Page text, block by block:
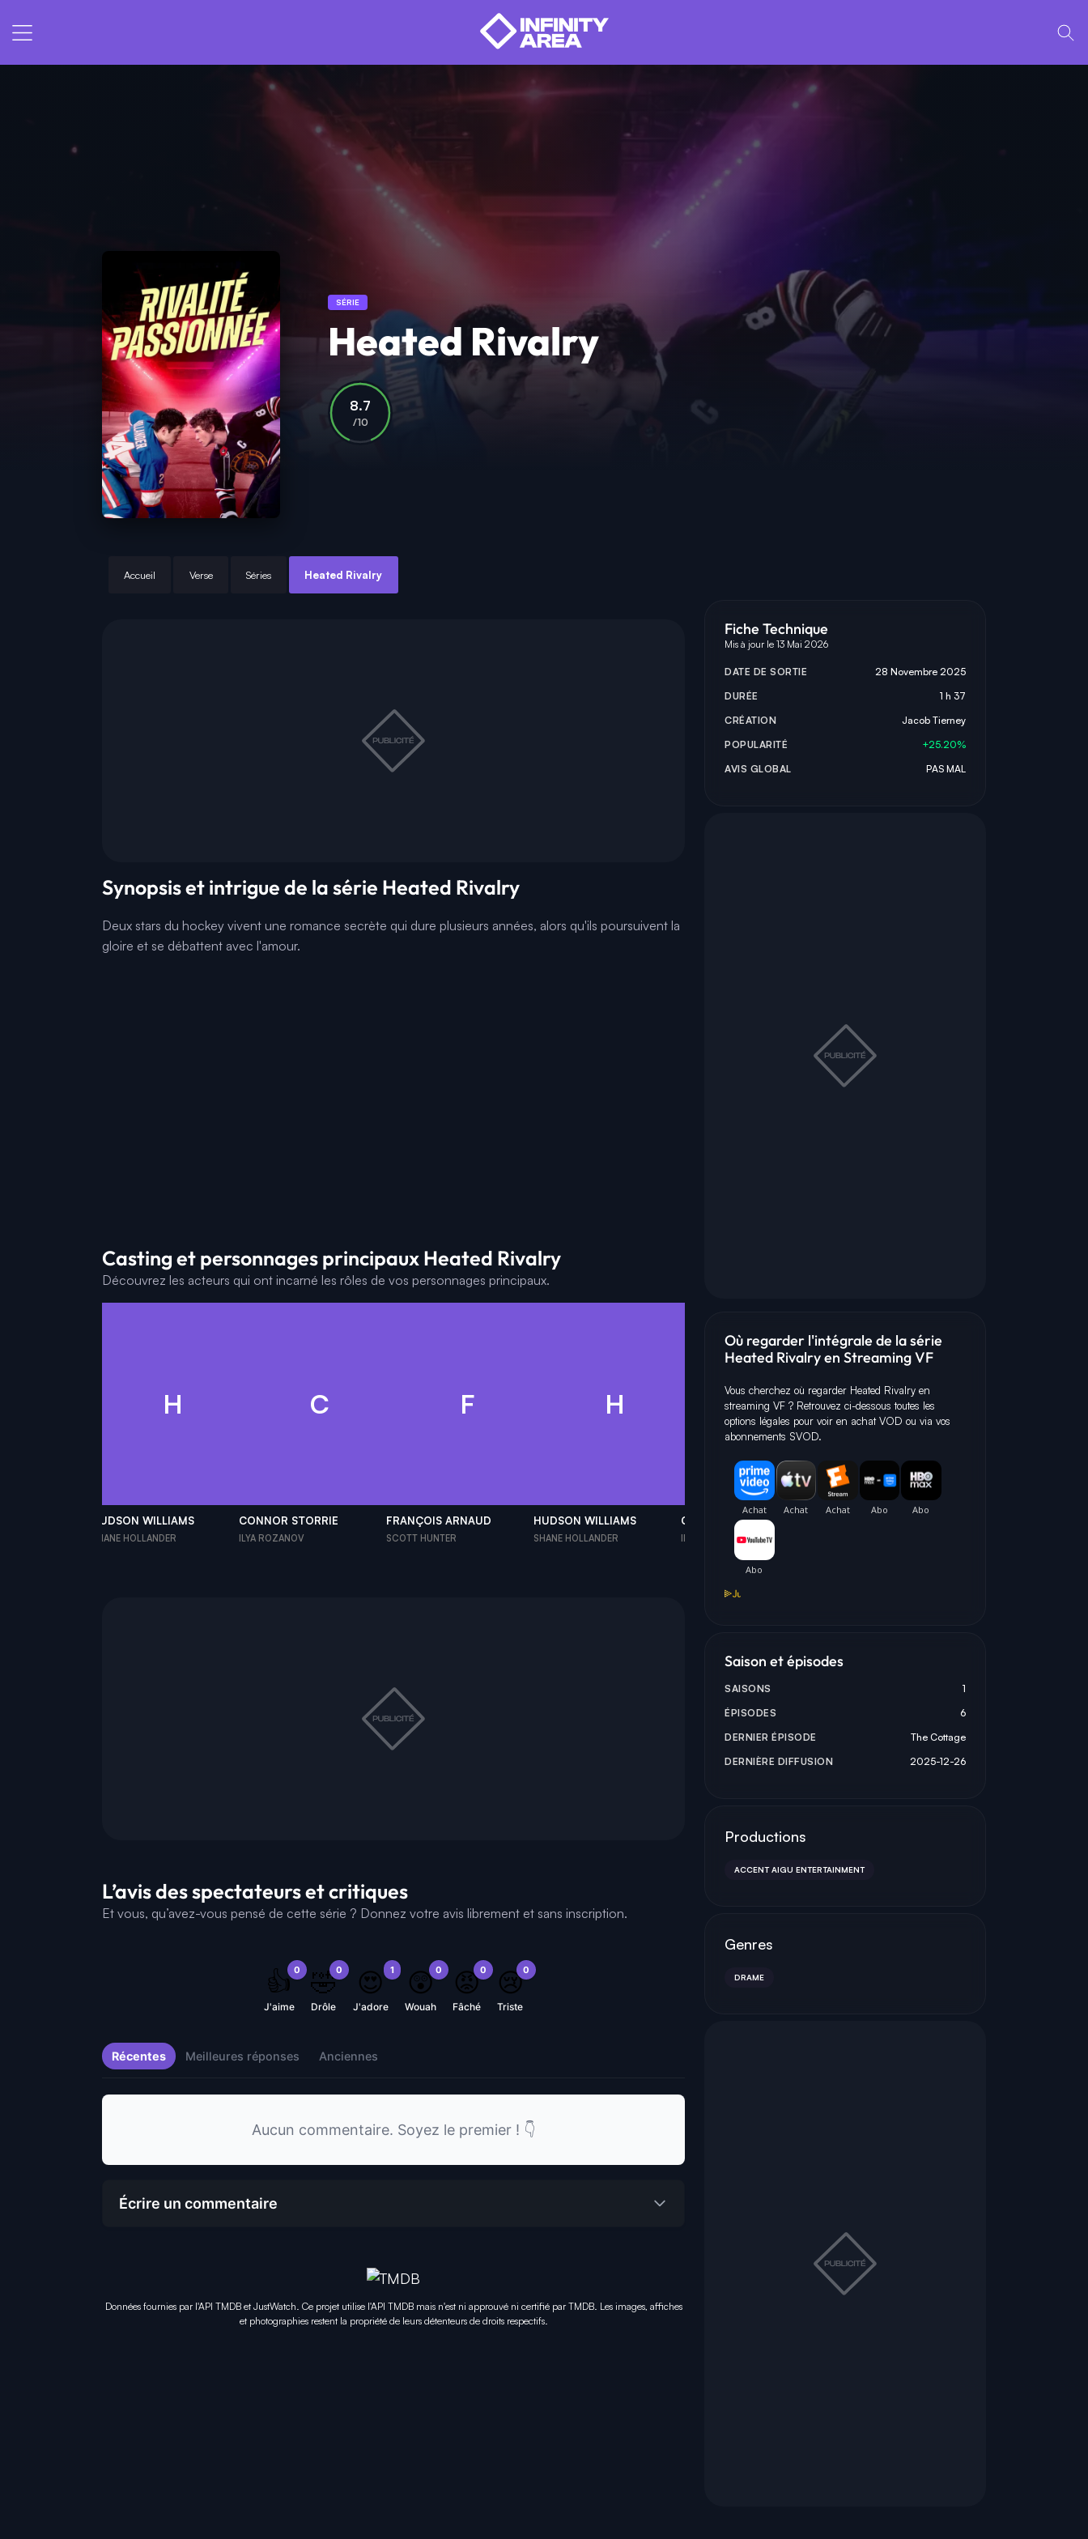
SÉRIE
Heated Rivalry
8.7
/10
Accueil Verse Séries Heated Rivalry
Synopsis et intrigue de la série Heated Rivalry
Deux stars du hockey vivent une romance secrète qui dure plusieurs années, alors qu'ils poursuivent la
gloire et se débattent avec l'amour.
Casting et personnages principaux Heated Rivalry
Découvrez les acteurs qui ont incarné les rôles de vos personnages principaux.
H
HUDSON WILLIAMS
SHANE HOLLANDER
C
CONNOR STORRIE
ILYA ROZANOV
F
FRANÇOIS ARNAUD
SCOTT HUNTER
H
HUDSON WILLIAMS
SHANE HOLLANDER
C
CONNOR STORRIE
ILYA ROZANOV
F
L’avis des spectateurs et critiques
Et vous, qu’avez-vous pensé de cette série ? Donnez votre avis librement et sans inscription.
0
👍
J'aime
0
🤣
Drôle
1
😍
J'adore
0
😲
Wouah
0
😡
Fâché
0
😢
Triste
Récentes Meilleures réponses Anciennes
Aucun commentaire. Soyez le premier ! 👇
Écrire un commentaire
Données fournies par l'API TMDB et JustWatch. Ce projet utilise l'API TMDB mais n'est ni approuvé ni certifié par TMDB. Les images, affiches
et photographies restent la propriété de leurs détenteurs de droits respectifs.
Fiche Technique
Mis à jour le 13 Mai 2026
DATE DE SORTIE
28 Novembre 2025
DURÉE
1 h 37
CRÉATION
Jacob Tierney
POPULARITÉ
+25.20%
AVIS GLOBAL
PAS MAL
Où regarder l'intégrale de la série
Heated Rivalry en Streaming VF
Vous cherchez où regarder Heated Rivalry en
streaming VF ? Retrouvez ci-dessous toutes les
options légales pour voir en achat VOD ou via vos
abonnements SVOD.
Saison et épisodes
SAISONS
1
ÉPISODES
6
DERNIER ÉPISODE
The Cottage
DERNIÈRE DIFFUSION
2025-12-26
Productions
ACCENT AIGU ENTERTAINMENT
Genres
DRAME